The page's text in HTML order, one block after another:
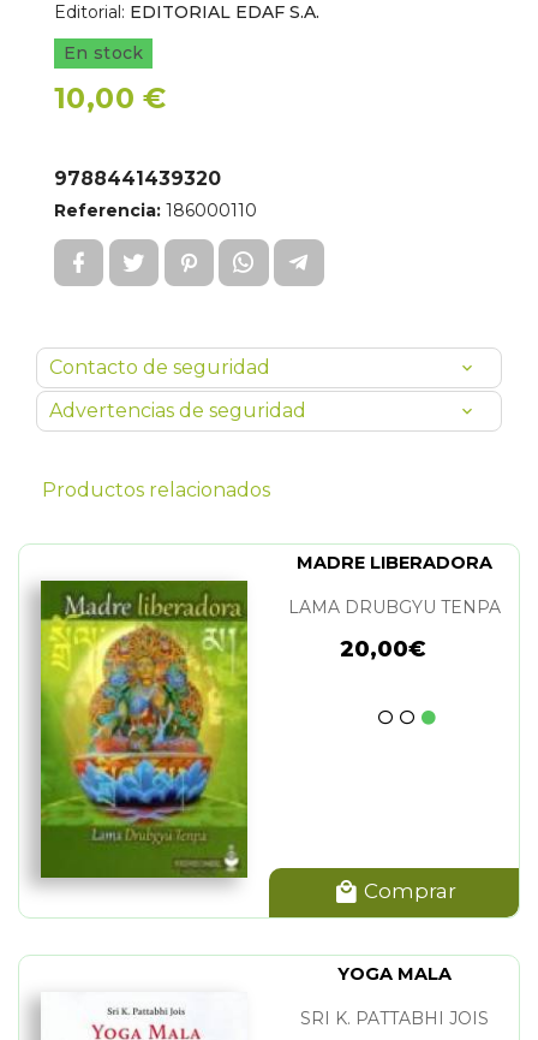
Editorial: EDITORIAL EDAF S.A.
En stock
10,00 €
9788441439320
Referencia: 186000110
Contacto de seguridad
Advertencias de seguridad
Productos relacionados
MADRE LIBERADORA
LAMA DRUBGYU TENPA
20,00€
Comprar
YOGA MALA
SRI K. PATTABHI JOIS